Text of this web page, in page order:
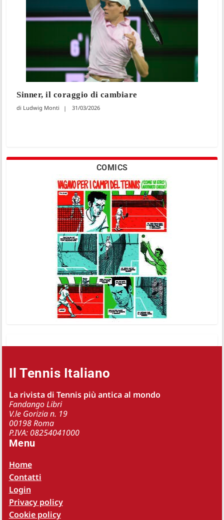
Sinner, il coraggio di cambiare
Ludwig Monti 31/03/2026
COMICS
Il Tennis Italiano
La rivista di Tennis più antica al mondo
Fandango Libri
V.le Gorizia n. 19
00198 Roma
P.IVA: 08254041000
Menu
Home
Contatti
Login
Privacy policy
Cookie policy